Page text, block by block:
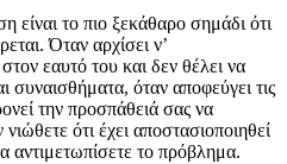
το πιο ξεκάθαρο σημάδι ότι
Όταν αρχίσει ν’
εαυτό του και δεν θέλει να
συναισθήματα, όταν αποφεύγει τις
την προσπάθειά σας να
ότι έχει αποστασιοποιηθεί
αντιμετωπίσετε το πρόβλημα.